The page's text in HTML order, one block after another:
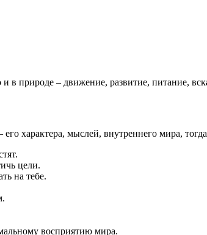
природе – движение, развитие, питание,
характера, мыслей, внутреннего мира,
цели.
на тебе.
восприятию мира.